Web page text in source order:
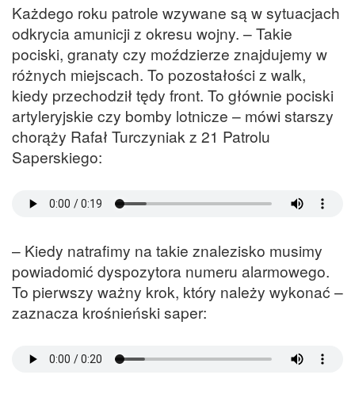
Każdego roku patrole wzywane są w sytuacjach
odkrycia amunicji z okresu wojny. – Takie
pociski, granaty czy moździerze znajdujemy w
różnych miejscach. To pozostałości z walk,
kiedy przechodził tędy front. To głównie pociski
artyleryjskie czy bomby lotnicze – mówi starszy
chorąży Rafał Turczyniak z 21 Patrolu
Saperskiego:
– Kiedy natrafimy na takie znalezisko musimy
powiadomić dyspozytora numeru alarmowego.
To pierwszy ważny krok, który należy wykonać –
zaznacza krośnieński saper: